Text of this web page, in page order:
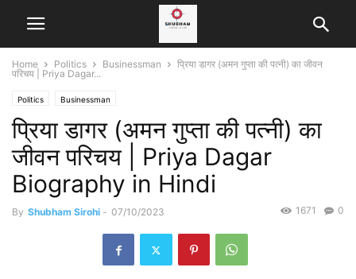
Home Politics Businessman
प्रिया डागर (अमन गुप्ता की पत्नी) का जीवन
परिचय | Priya Dagar...
Politics Businessman
प्रिया डागर (अमन गुप्ता की पत्नी) का
जीवन परिचय | Priya Dagar
Biography in Hindi
By Shubham Sirohi - 07/10/2023 0
1671